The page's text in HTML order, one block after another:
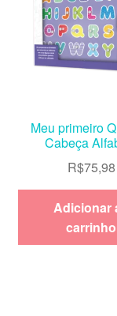
Meu primeiro
Cabeça
R$75,98
Adicionar
carrinho